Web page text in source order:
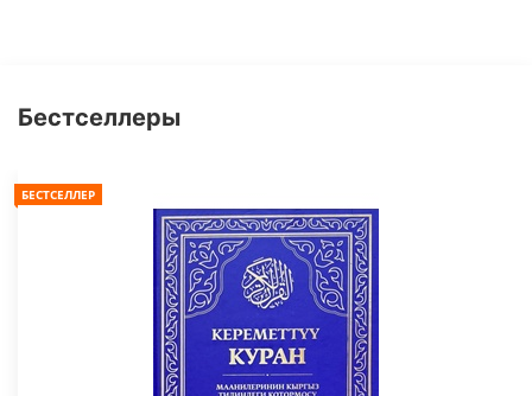
Бестселлеры
БЕСТСЕЛЛЕР